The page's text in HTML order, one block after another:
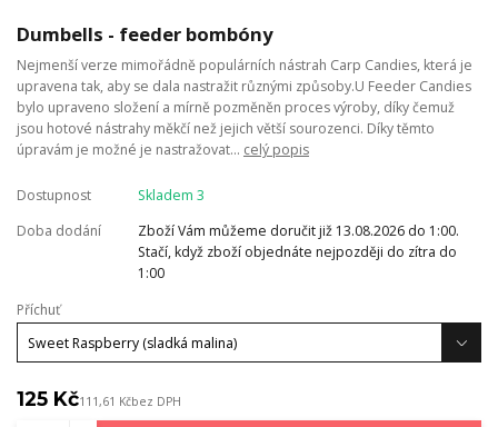
Dumbells - feeder bombóny
Nejmenší verze mimořádně populárních nástrah Carp Candies, která je
upravena tak, aby se dala nastražit různými způsoby.U Feeder Candies
bylo upraveno složení a mírně pozměněn proces výroby, díky čemuž
jsou hotové nástrahy měkčí než jejich větší sourozenci. Díky těmto
úpravám je možné je nastražovat... celý popis
Dostupnost
Skladem 3
Doba dodání
Zboží Vám můžeme doručit již 13.08.2026 do 1:00.
Stačí, když zboží objednáte nejpozději do zítra do
1:00
Příchuť
125 Kč111,61 Kčbez DPH